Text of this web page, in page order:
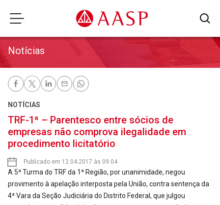
Notícias
NOTÍCIAS
TRF-1ª – Parentesco entre sócios de
empresas não comprova ilegalidade em
procedimento licitatório
Publicado em 12.04.2017 às 09:04
A 5ª Turma do TRF da 1ª Região, por unanimidade, negou
provimento à apelação interposta pela União, contra sentença da
4ª Vara da Seção Judiciária do Distrito Federal, que julgou